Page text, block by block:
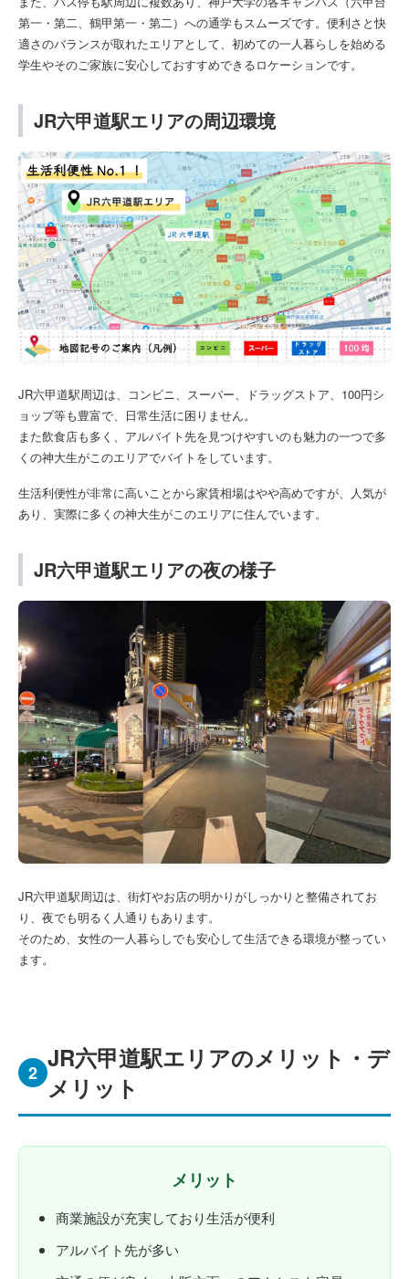
第一・第二、鶴甲第一・第二）への通学もスムーズです。便利さと快
適さのバランスが取れたエリアとして、初めての一人暮らしを始める
学生やそのご家族に安心しておすすめできるロケーションです。
JR六甲道駅エリアの周辺環境
JR六甲道駅周辺は、コンビニ、スーパー、ドラッグストア、100円シ
ョップ等も豊富で、日常生活に困りません。
また飲食店も多く、アルバイト先を見つけやすいのも魅力の一つで多
くの神大生がこのエリアでバイトをしています。
生活利便性が非常に高いことから家賃相場はやや高めですが、人気が
あり、実際に多くの神大生がこのエリアに住んでいます。
JR六甲道駅エリアの夜の様子
JR六甲道駅周辺は、街灯やお店の明かりがしっかりと整備されてお
り、夜でも明るく人通りもあります。
そのため、女性の一人暮らしでも安心して生活できる環境が整ってい
ます。
2 JR六甲道駅エリアのメリット・デ
メリット
メリット
商業施設が充実しており生活が便利
アルバイト先が多い